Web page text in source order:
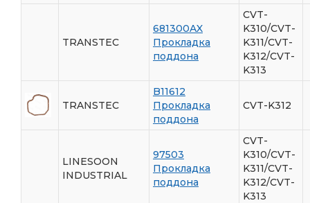
TRANSTEC
681300AX
Прокладка
поддона
CVT-
K310/CVT-
K311/CVT-
K312/CVT-
K313
TRANSTEC
B11612
Прокладка
поддона
CVT-K312
LINESOON
INDUSTRIAL
97503
Прокладка
поддона
CVT-
K310/CVT-
K311/CVT-
K312/CVT-
K313